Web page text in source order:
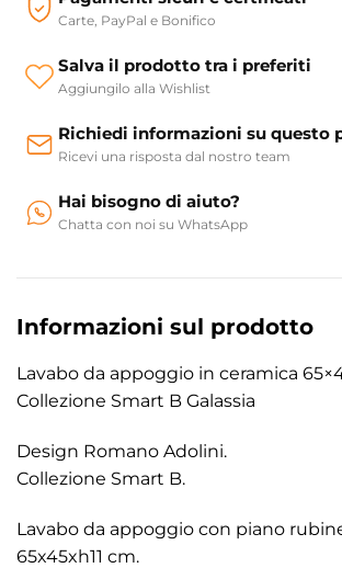
Carte, PayPal e Bonifico
Salva il prodotto tra i preferiti
Aggiungilo alla Wishlist
Richiedi informazioni su questo
Ricevi una risposta dal nostro team
Hai bisogno di aiuto?
Chatta con noi su WhatsApp
Informazioni sul prodotto
Lavabo da appoggio in ceramica
Collezione Smart B Galassia
Design Romano Adolini.
Collezione Smart B.
Lavabo da appoggio con piano
65x45xh11 cm.